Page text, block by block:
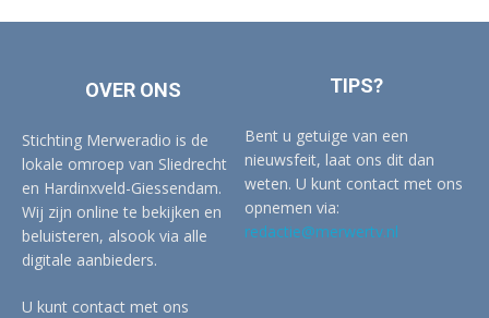
OVER ONS
Stichting Merweradio is de
lokale omroep van Sliedrecht
en Hardinxveld-Giessendam.
Wij zijn online te bekijken en
beluisteren, alsook via alle
digitale aanbieders.
U kunt contact met ons
TIPS?
Bent u getuige van een
nieuwsfeit, laat ons dit dan
weten. U kunt contact met ons
opnemen via:
redactie@merwertv.nl